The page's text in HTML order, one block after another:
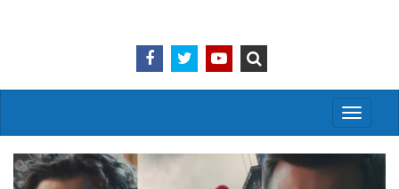
Activar/
menú